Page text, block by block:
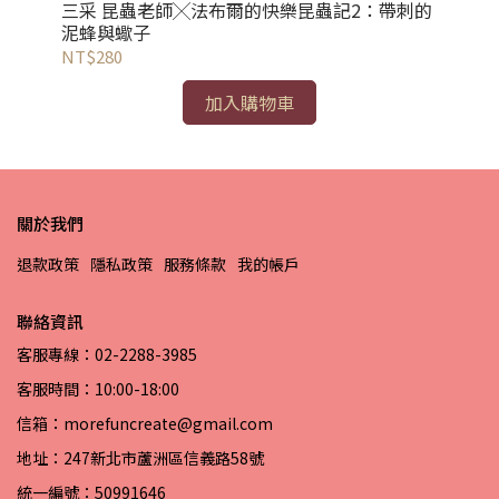
三采 昆蟲老師╳法布爾的快樂昆蟲記2：帶刺的
泥蜂與蠍子
NT$280
加入購物車
關於我們
退款政策 隱私政策 服務條款 我的帳戶
聯絡資訊
客服專線：02-2288-3985
客服時間：10:00-18:00
信箱：morefuncreate@gmail.com
地址：247新北市蘆洲區信義路58號
統一編號：50991646